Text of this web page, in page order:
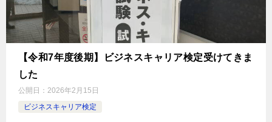
【令和7年度後期】ビジネスキャリア検定受けてきま
した
公開日： 2026年2月15日
ビジネスキャリア検定